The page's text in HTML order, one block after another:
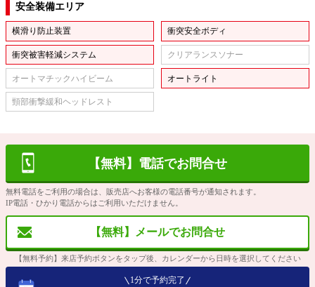
安全装備エリア
横滑り防止装置 衝突安全ボディ
衝突被害軽減システム クリアランスソナー
オートマチックハイビーム オートライト
頸部衝撃緩和ヘッドレスト
【無料】電話でお問合せ
無料電話をご利用の場合は、販売店へお客様の電話番号が通知されます。
IP電話・ひかり電話からはご利用いただけません。
【無料】メールでお問合せ
【無料予約】来店予約ボタンをタップ後、カレンダーから日時を選択してください
1分で予約完了